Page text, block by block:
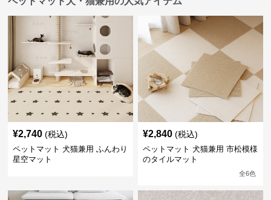
¥2,740 (税込)
ペットマット 犬猫兼用 ふんわり
星空マット
¥2,840 (税込)
ペットマット 犬猫兼用 市松模様
のタイルマット
全6色